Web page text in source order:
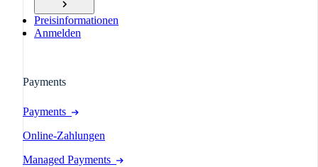
Preisinformationen
Anmelden
Payments
Payments
Online-Zahlungen
Managed Payments